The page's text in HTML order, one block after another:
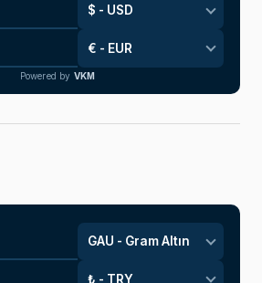
Powered by VKM